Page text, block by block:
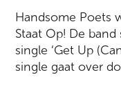
Handsome Poets
Staat Op! De
single ‘Get Up
single gaat over